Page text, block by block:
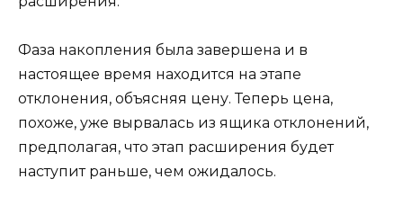
Фаза накопления была завершена и в
настоящее время находится на этапе
отклонения, объясняя цену. Теперь цена,
похоже, уже вырвалась из ящика отклонений,
предполагая, что этап расширения будет
наступит раньше, чем ожидалось.